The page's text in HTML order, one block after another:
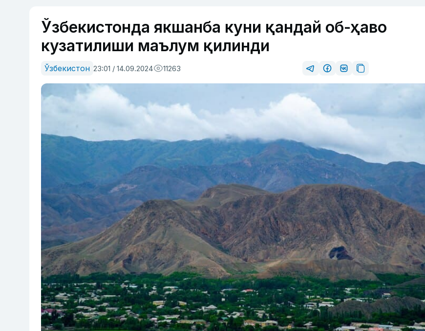
Ўзбекистонда якшанба куни қандай об-ҳаво
кузатилиши маълум қилинди
Ўзбекистон 23:01 / 14.09.2024 11263